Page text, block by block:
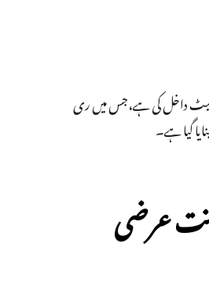
شیٹ داخل کی ہے،جس میں ری
گیا ہے۔
عرضی